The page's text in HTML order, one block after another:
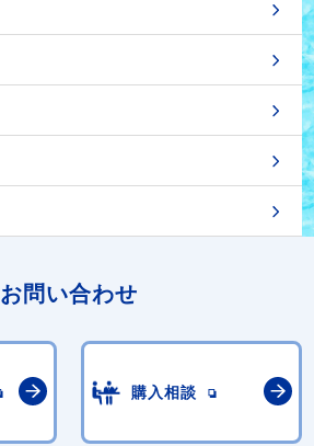
お問い合わせ
購入相談